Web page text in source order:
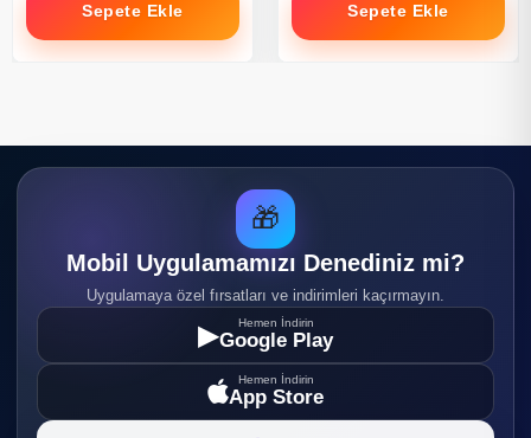
Sepete Ekle Sepete Ekle
🎁
Mobil Uygulamamızı Denediniz mi?
Uygulamaya özel fırsatları ve indirimleri kaçırmayın.
▶ Hemen İndirin
Google Play
Hemen İndirin
App Store